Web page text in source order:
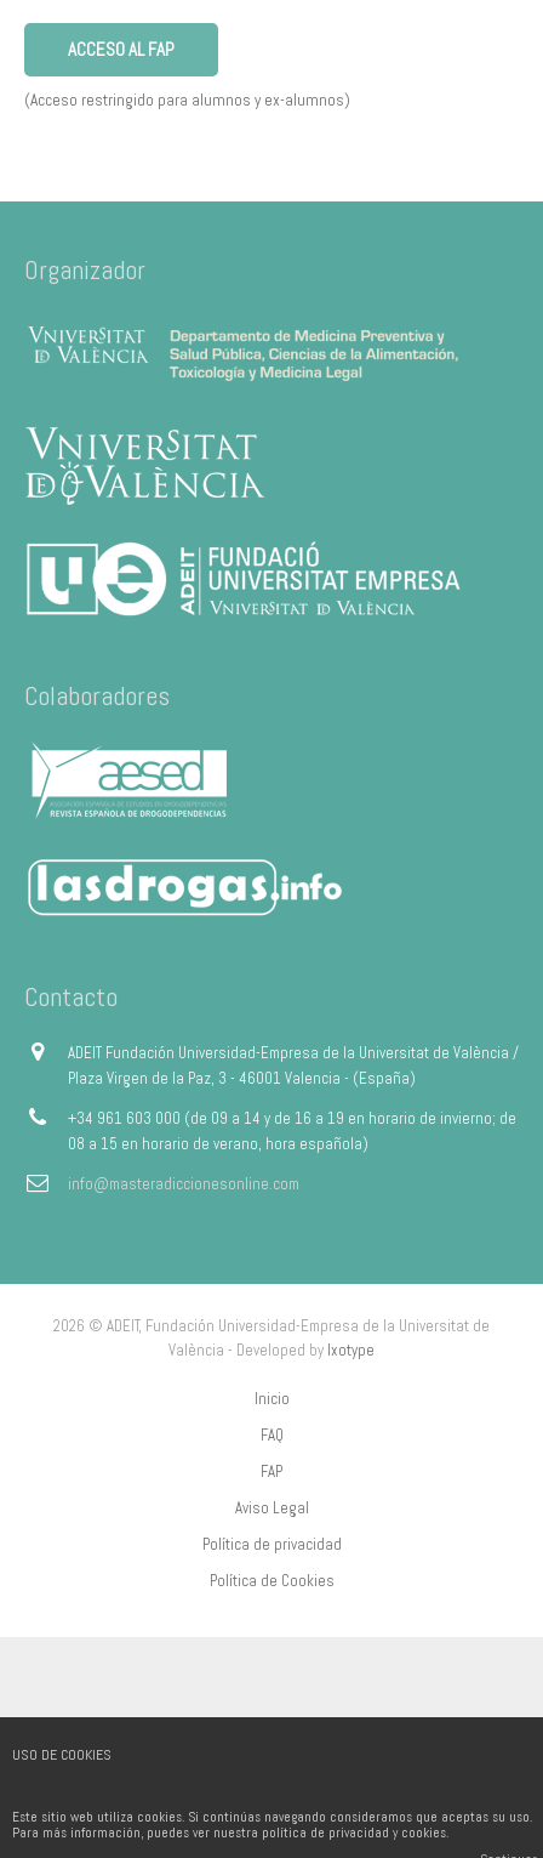
USO DE COOKIES
Este sitio web utiliza cookies. Si continúas navegando consideramos que aceptas su uso.
Para más información, puedes ver nuestra política de privacidad y cookies.
ACCESO AL FAP
(Acceso restringido para alumnos y ex-alumnos)
Organizador
Colaboradores
Contacto
ADEIT Fundación Universidad-Empresa de la Universitat de València /
Plaza Virgen de la Paz, 3 - 46001 Valencia - (España)
+34 961 603 000 (de 09 a 14 y de 16 a 19 en horario de invierno; de
08 a 15 en horario de verano, hora española)
info@masteradiccionesonline.com
2026 © ADEIT, Fundación Universidad-Empresa de la Universitat de
València - Developed by Ixotype
Inicio
FAQ
FAP
Aviso Legal
Política de privacidad
Política de Cookies